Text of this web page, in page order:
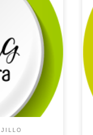
2 Estrellas
187.
Contactar